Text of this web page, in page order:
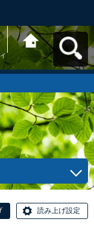
ふなばし市民力
発見サイトへ戻
る
読み上げ設定